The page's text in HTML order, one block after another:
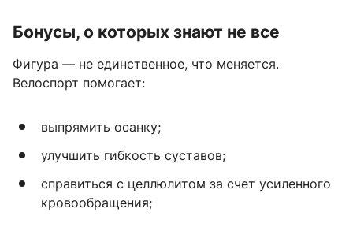
Бонусы, о которых знают не все
Фигура — не единственное, что меняется.
Велоспорт помогает:
выпрямить осанку;
улучшить гибкость суставов;
справиться с целлюлитом за счет усиленного
кровообращения;